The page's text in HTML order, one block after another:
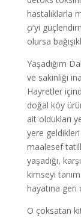
hastalıklarla
çi‘yi
olursa
Yaşadığım
ve sakinliği
Hayretler
doğal köy
ait oldukları
yere
maalesef
yaşadığı,
kimseyi
hayatına geri
O çoksatan